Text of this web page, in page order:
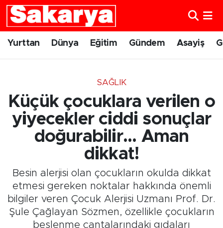
Yurttan Dünya Eğitim Gündem Asayiş
SAĞLIK
Küçük çocuklara verilen o
yiyecekler ciddi sonuçlar
doğurabilir... Aman
dikkat!
Besin alerjisi olan çocukların okulda dikkat
etmesi gereken noktalar hakkında önemli
bilgiler veren Çocuk Alerjisi Uzmanı Prof. Dr.
Şule Çağlayan Sözmen, özellikle çocukların
beslenme çantalarındaki gıdaları
Yurttan
Gündem
Eskişehirspor
Sağlık
Kültür Sanat
Eskişehir Nöbetçi Eczaneler
Eskişehir Trafik Yoğunluk Haritası
Süper Lig Puan Durumu ve Fikstür
Son Dakika Haberleri
Haber Arşivi